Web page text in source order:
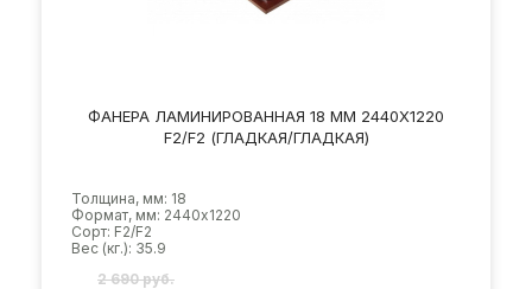
ФАНЕРА ЛАМИНИРОВАННАЯ 18 ММ 2440Х1220
F2/F2 (ГЛАДКАЯ/ГЛАДКАЯ)
Толщина, мм: 18
Формат, мм: 2440х1220
Сорт: F2/F2
Вес (кг.): 35.9
2 690 руб.